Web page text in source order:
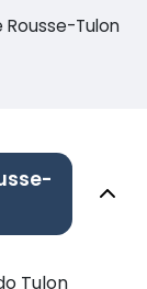
Rousse-Tulon
Tulon